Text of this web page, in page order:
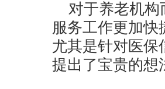
对于养老机构
服务工作更加快
尤其是针对医保
提出了宝贵的想